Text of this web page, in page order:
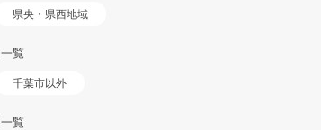
県央・県西地域
覧
千葉市以外
覧